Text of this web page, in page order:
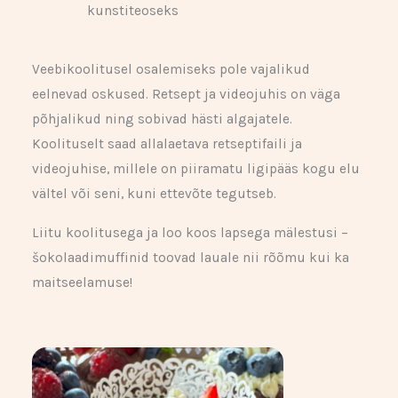
kunstiteoseks
Veebikoolitusel osalemiseks pole vajalikud
eelnevad oskused. Retsept ja videojuhis on väga
põhjalikud ning sobivad hästi algajatele.
Koolituselt saad allalaetava retseptifaili ja
videojuhise, millele on piiramatu ligipääs kogu elu
vältel või seni, kuni ettevõte tegutseb.
Liitu koolitusega ja loo koos lapsega mälestusi –
šokolaadimuffinid toovad lauale nii rõõmu kui ka
maitseelamuse!